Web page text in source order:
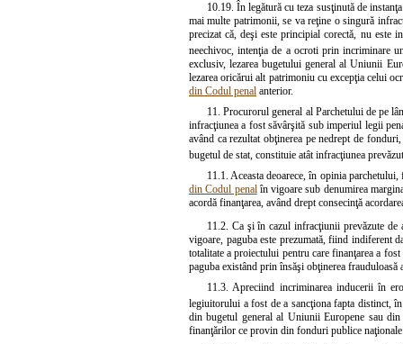
10.19. În legătură cu teza susţinută de
mai multe patrimonii, se va reţine o singură
precizat că, deşi este principial corectă, nu este
neechivoc, intenţia de a ocroti prin incriminare
exclusiv, lezarea bugetului general al Uniunii
lezarea oricărui alt patrimoniu cu excepţia celui
din Codul penal anterior.
11. Procurorul general al Parchetului de pe
infracţiunea a fost săvârşită sub imperiul legii
având ca rezultat obţinerea pe nedrept de
bugetul de stat, constituie atât infracţiunea
11.1. Aceasta deoarece, în opinia
din Codul penalîn vigoare sub denumirea
acordă finanţarea, având drept consecinţă
11.2. Ca şi în cazul infracţiunii prevăzute de
vigoare, paguba este prezumată, fiind
totalitate a proiectului pentru care finanţarea a
paguba existând prin însăşi obţinerea
11.3. Apreciind incriminarea inducerii în
legiuitorului a fost de a sancţiona fapta distinct,
din bugetul general al Uniunii Europene sau
finanţărilor ce provin din fonduri publice